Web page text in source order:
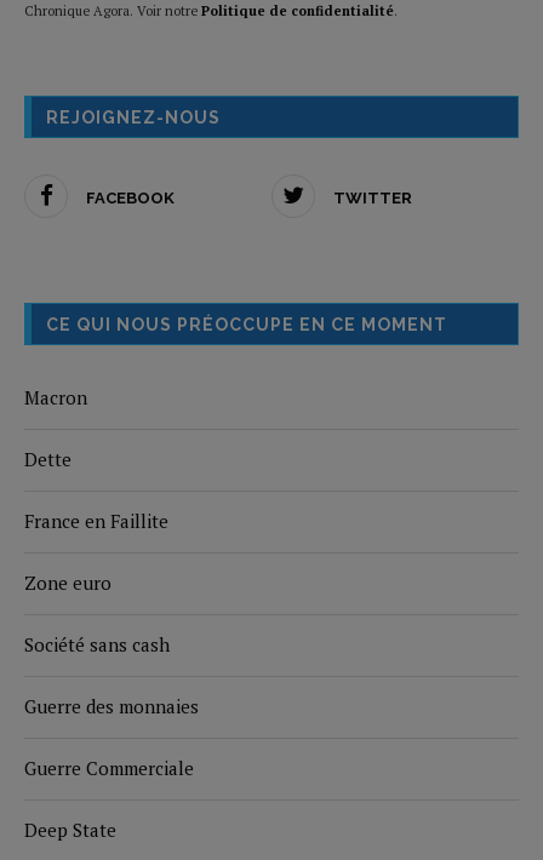
Chronique Agora. Voir notre Politique de confidentialité.
REJOIGNEZ-NOUS
FACEBOOK TWITTER
CE QUI NOUS PRÉOCCUPE EN CE MOMENT
Macron
Dette
France en Faillite
Zone euro
Société sans cash
Guerre des monnaies
Guerre Commerciale
Deep State